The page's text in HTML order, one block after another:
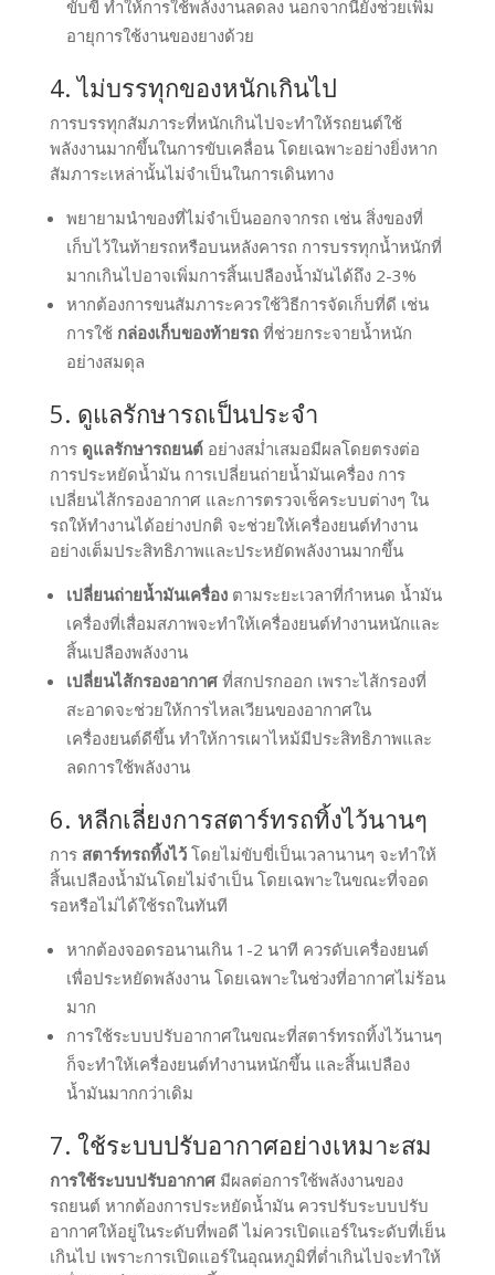
ขับขี่ ทำให้การใช้พลังงานลดลง นอกจากนี้ยังช่วยเพิ่ม
อายุการใช้งานของยางด้วย
4. ไม่บรรทุกของหนักเกินไป
การบรรทุกสัมภาระที่หนักเกินไปจะทำให้รถยนต์ใช้
พลังงานมากขึ้นในการขับเคลื่อน โดยเฉพาะอย่างยิ่งหาก
สัมภาระเหล่านั้นไม่จำเป็นในการเดินทาง
พยายามนำของที่ไม่จำเป็นออกจากรถ เช่น สิ่งของที่
เก็บไว้ในท้ายรถหรือบนหลังคารถ การบรรทุกน้ำหนักที่
มากเกินไปอาจเพิ่มการสิ้นเปลืองน้ำมันได้ถึง 2-3%
หากต้องการขนสัมภาระควรใช้วิธีการจัดเก็บที่ดี เช่น
การใช้ กล่องเก็บของท้ายรถที่ช่วยกระจายน้ำหนัก
อย่างสมดุล
5. ดูแลรักษารถเป็นประจำ
การ ดูแลรักษารถยนต์อย่างสม่ำเสมอมีผลโดยตรงต่อ
การประหยัดน้ำมัน การเปลี่ยนถ่ายน้ำมันเครื่อง การ
เปลี่ยนไส้กรองอากาศ และการตรวจเช็คระบบต่างๆ ใน
รถให้ทำงานได้อย่างปกติ จะช่วยให้เครื่องยนต์ทำงาน
อย่างเต็มประสิทธิภาพและประหยัดพลังงานมากขึ้น
เปลี่ยนถ่ายน้ำมันเครื่องตามระยะเวลาที่กำหนด น้ำมัน
เครื่องที่เสื่อมสภาพจะทำให้เครื่องยนต์ทำงานหนักและ
สิ้นเปลืองพลังงาน
เปลี่ยนไส้กรองอากาศที่สกปรกออก เพราะไส้กรองที่
สะอาดจะช่วยให้การไหลเวียนของอากาศใน
เครื่องยนต์ดีขึ้น ทำให้การเผาไหม้มีประสิทธิภาพและ
ลดการใช้พลังงาน
6. หลีกเลี่ยงการสตาร์ทรถทิ้งไว้นานๆ
การ สตาร์ทรถทิ้งไว้โดยไม่ขับขี่เป็นเวลานานๆ จะทำให้
สิ้นเปลืองน้ำมันโดยไม่จำเป็น โดยเฉพาะในขณะที่จอด
รอหรือไม่ได้ใช้รถในทันที
หากต้องจอดรอนานเกิน 1-2 นาที ควรดับเครื่องยนต์
เพื่อประหยัดพลังงาน โดยเฉพาะในช่วงที่อากาศไม่ร้อน
มาก
การใช้ระบบปรับอากาศในขณะที่สตาร์ทรถทิ้งไว้นานๆ
ก็จะทำให้เครื่องยนต์ทำงานหนักขึ้น และสิ้นเปลือง
น้ำมันมากกว่าเดิม
7. ใช้ระบบปรับอากาศอย่างเหมาะสม
การใช้ระบบปรับอากาศมีผลต่อการใช้พลังงานของ
รถยนต์ หากต้องการประหยัดน้ำมัน ควรปรับระบบปรับ
อากาศให้อยู่ในระดับที่พอดี ไม่ควรเปิดแอร์ในระดับที่เย็น
เกินไป เพราะการเปิดแอร์ในอุณหภูมิที่ต่ำเกินไปจะทำให้